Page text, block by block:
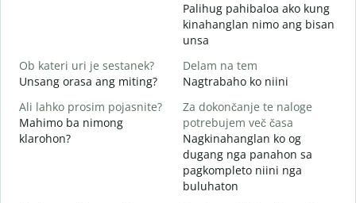
Palihug pahibaloa ako kung
kinahanglan nimo ang bisan
unsa
Ob kateri uri je sestanek?
Unsang orasa ang miting?
Delam na tem
Nagtrabaho ko niini
Ali lahko prosim pojasnite?
Mahimo ba nimong
klarohon?
Za dokončanje te naloge
potrebujem več časa
Nagkinahanglan ko og
dugang nga panahon sa
pagkompleto niini nga
buluhaton